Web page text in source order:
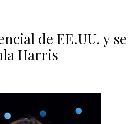
de EE.UU. y se
Harris